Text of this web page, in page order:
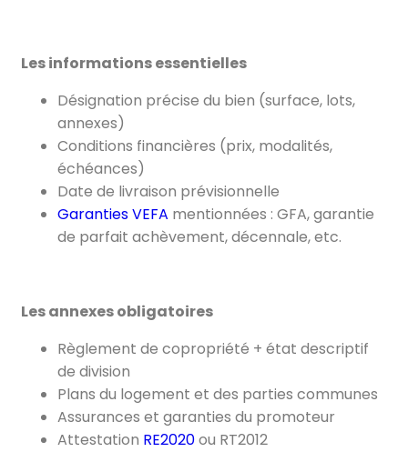
Les informations essentielles
Désignation précise du bien (surface, lots,
annexes)
Conditions financières (prix, modalités,
échéances)
Date de livraison prévisionnelle
Garanties VEFA mentionnées : GFA, garantie
de parfait achèvement, décennale, etc.
Les annexes obligatoires
Règlement de copropriété + état descriptif
de division
Plans du logement et des parties communes
Assurances et garanties du promoteur
Attestation RE2020ou RT2012